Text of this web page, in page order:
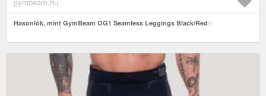
gymbeam.hu
Hasonlók, mint GymBeam OG1 Seamless Leggings Black/Red